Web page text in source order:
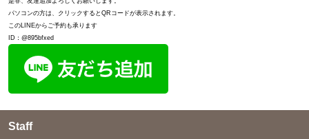
パソコンの方は、クリックするとQRコードが表示されます。
このLINEからご予約も承ります
ID：@895bfxed
Staff